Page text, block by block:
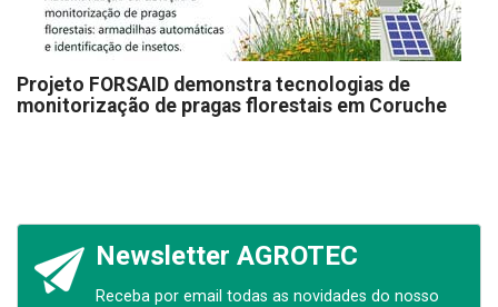
Projeto FORSAID demonstra tecnologias de
monitorização de pragas florestais em Coruche
Newsletter AGROTEC
Receba por email todas as novidades do nosso